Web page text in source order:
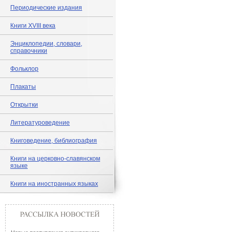
Периодические издания
Книги XVIII века
Энциклопедии, словари,
справочники
Фольклор
Плакаты
Открытки
Литературоведение
Книговедение, библиография
Книги на церковно-славянском
языке
Книги на иностранных языках